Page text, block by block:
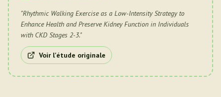
"Rhythmic Walking Exercise as a Low-Intensity Strategy to
Enhance Health and Preserve Kidney Function in Individuals
with CKD Stages 2-3."
Voir l'étude originale